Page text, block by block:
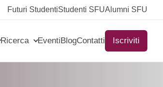
Futuri StudentiStudenti SFUAlumni SFU
Ricerca EventiBlogContatti Iscriviti